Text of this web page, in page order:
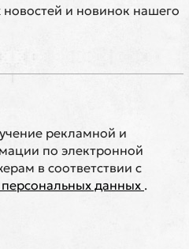
новостей и новинок нашего
рекламной и
по электронной
в соответствии с
данных .